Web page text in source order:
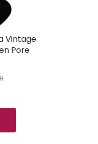
Vintage
Pore